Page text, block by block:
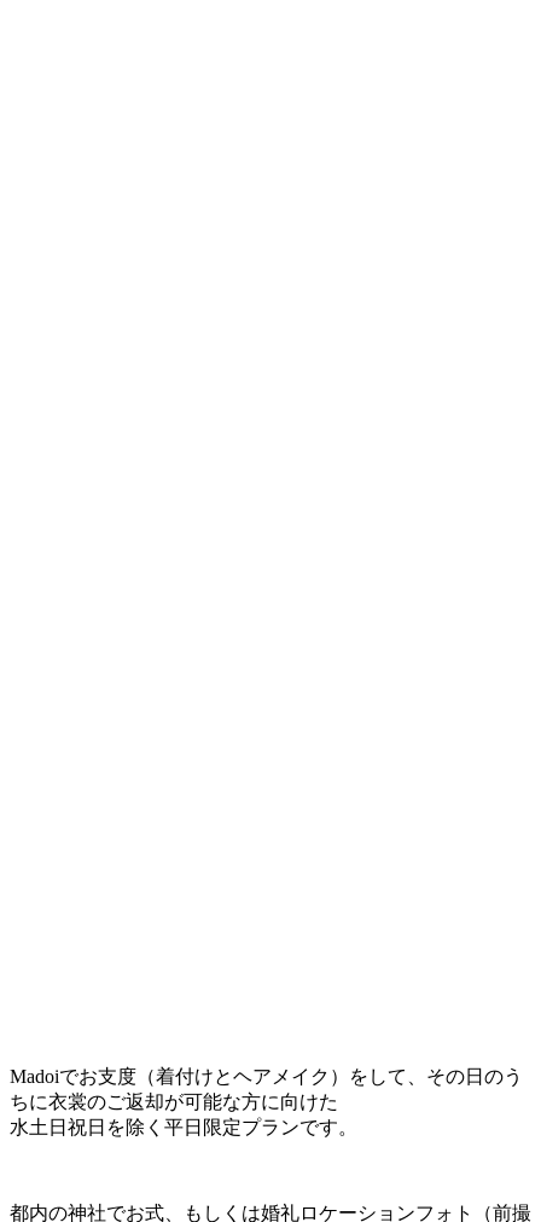
Madoiでお支度（着付けとヘアメイク）をして、その日のう
ちに衣裳のご返却が可能な方に向けた
水土日祝日を除く平日限定プランです。
都内の神社でお式、もしくは婚礼ロケーションフォト（前撮